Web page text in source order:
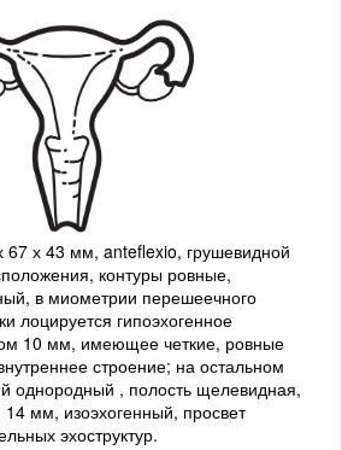
67 х 43 мм, anteflexio, грушевидной
контуры ровные,
в миометрии перешеечного
лоцируется гипоэхогенное
10 мм, имеющее четкие, ровные
строение; на остальном
однородный , полость щелевидная,
мм, изоэхогенный, просвет
эхоструктур.